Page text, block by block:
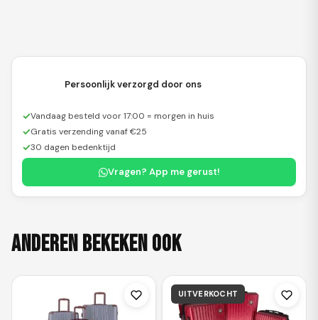
Persoonlijk verzorgd door ons
✓Vandaag besteld voor 17:00 = morgen in huis
✓Gratis verzending vanaf €25
✓30 dagen bedenktijd
Vragen? App me gerust!
Anderen bekeken ook
UITVERKOCHT